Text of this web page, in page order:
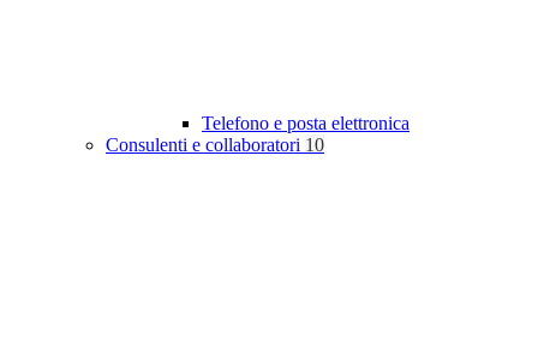
Telefono e posta elettronica
Consulenti e collaboratori 10